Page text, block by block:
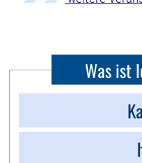
Was ist